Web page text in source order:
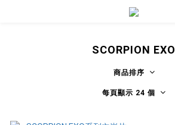
SCORPION EXO
商品排序
每頁顯示 24 個